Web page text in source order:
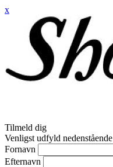
x
Tilmeld dig
Venligst udfyld nedenstående
Fornavn
Efternavn